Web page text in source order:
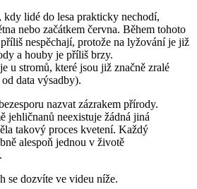
kdy lidé do lesa prakticky nechodí,
nebo začátkem června. Během tohoto
nespěchají, protože na lyžování je již
a houby je příliš brzy.
u stromů, které jsou již značně zralé
data výsadby).
nazvat zázrakem přírody.
jehličnanů neexistuje žádná jiná
takový proces kvetení. Každý
alespoň jednou v životě
se dozvíte ve videu níže.